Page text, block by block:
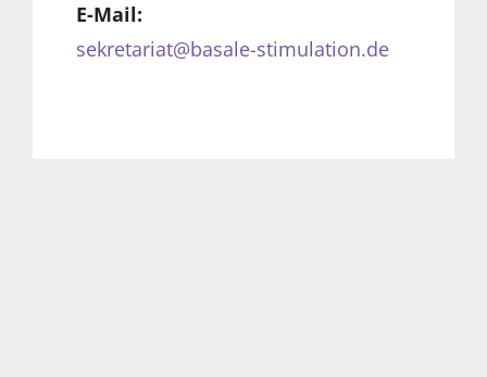
E-Mail:
sekretariat@basale-stimulation.de